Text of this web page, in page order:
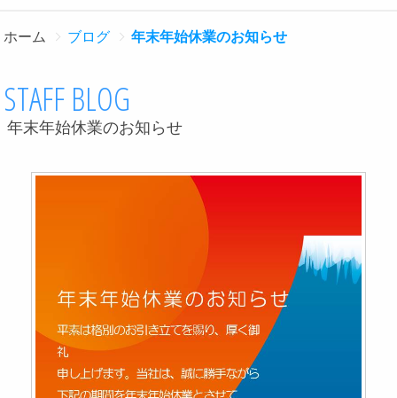
ホーム ブログ 年末年始休業のお知らせ
STAFF BLOG
年末年始休業のお知らせ